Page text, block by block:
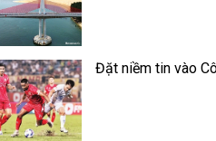
Đặt niềm tin vào